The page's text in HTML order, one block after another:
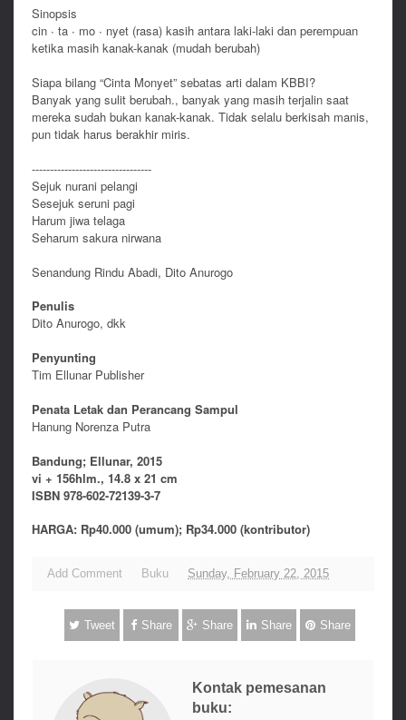
Sinopsis
cin ∙ ta ∙ mo ∙ nyet (rasa) kasih antara laki-laki dan perempuan
ketika masih kanak-kanak (mudah berubah)
Siapa bilang “Cinta Monyet” sebatas arti dalam KBBI?
Banyak yang sulit berubah., banyak yang masih terjalin saat
mereka sudah bukan kanak-kanak. Tidak selalu berkisah manis,
pun tidak harus berakhir miris.
---------------------------------
Sejuk nurani pelangi
Sesejuk seruni pagi
Harum jiwa telaga
Seharum sakura nirwana
Senandung Rindu Abadi, Dito Anurogo
Penulis
Dito Anurogo, dkk
Penyunting
Tim Ellunar Publisher
Penata Letak dan Perancang Sampul
Hanung Norenza Putra
Bandung; Ellunar, 2015
vi + 156hlm., 14.8 x 21 cm
ISBN 978-602-72139-3-7
HARGA: Rp40.000 (umum); Rp34.000 (kontributor)
Add Comment Buku Sunday, February 22, 2015
Tweet Share Share Share Share
Kontak pemesanan
buku: